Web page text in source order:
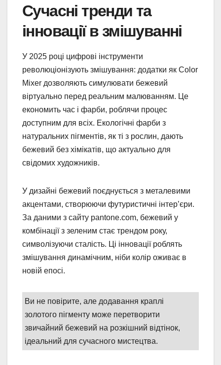
Сучасні тренди та
інновації в змішуванні
У 2025 році цифрові інструменти
революціонізують змішування: додатки як Color
Mixer дозволяють симулювати бежевий
віртуально перед реальним малюванням. Це
економить час і фарби, роблячи процес
доступним для всіх. Екологічні фарби з
натуральних пігментів, як ті з рослин, дають
бежевий без хімікатів, що актуально для
свідомих художників.
У дизайні бежевий поєднується з металевими
акцентами, створюючи футуристичні інтер’єри.
За даними з сайту pantone.com, бежевий у
комбінації з зеленим стає трендом року,
символізуючи сталість. Ці інновації роблять
змішування динамічним, ніби колір оживає в
новій епосі.
Ви не повірите, але додавання краплі
золотого пігменту може перетворити
звичайний бежевий на розкішний відтінок,
ідеальний для сучасного мистецтва.